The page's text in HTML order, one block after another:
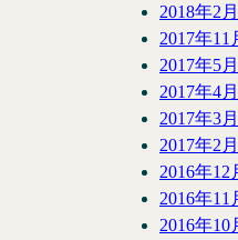
2018年2月
2017年11
2017年5月
2017年4月
2017年3月
2017年2月
2016年12
2016年11
2016年10